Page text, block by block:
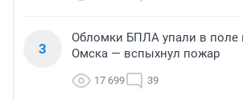
3
Обломки БПЛА упали в поле
Омска — вспыхнул пожар
17 699 39